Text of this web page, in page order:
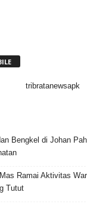
Bengkel di Johan
Ramai Aktivitas
Tutut